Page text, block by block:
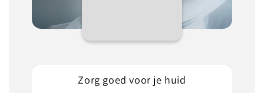
Zorg goed voor je huid